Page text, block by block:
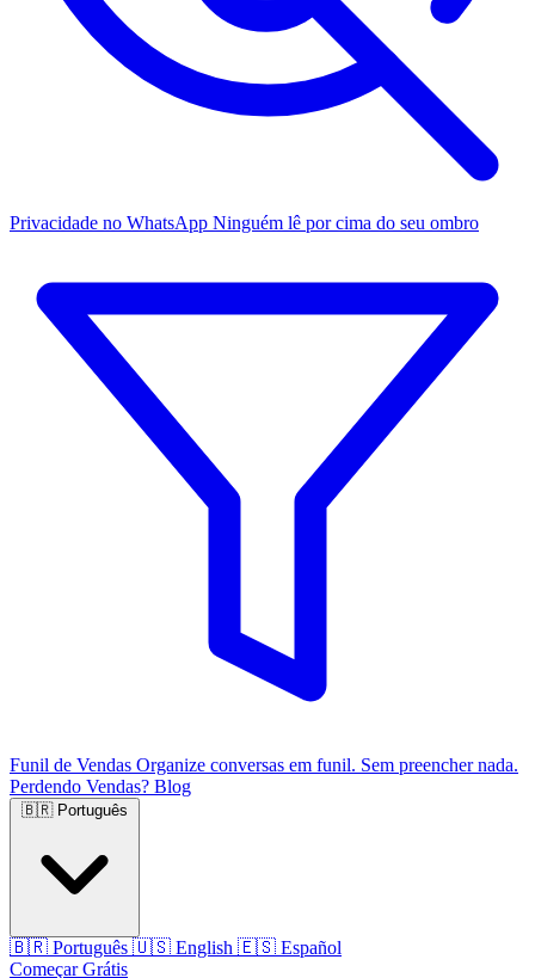
Privacidade no WhatsApp Ninguém lê por cima do seu ombro
Funil de Vendas Organize conversas em funil. Sem preencher nada.
Perdendo Vendas? Blog
🇧🇷 Português
🇧🇷 Português 🇺🇸 English 🇪🇸 Español
Começar Grátis